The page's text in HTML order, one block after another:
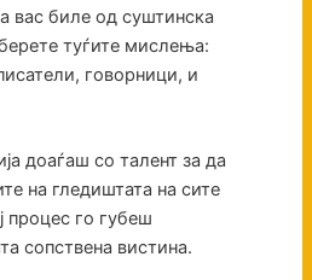
вас биле од суштинска
туѓите мислења:
говорници, и
доаѓаш со талент за да
на гледиштата на сите
процес го губеш
сопствена вистина.